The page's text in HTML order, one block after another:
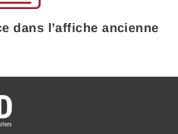
dans l’affiche ancienne